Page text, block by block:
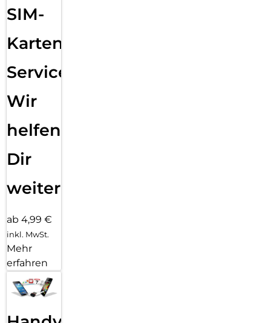
SIM-
Karten
Service:
Wir
helfen
Dir
weiter
ab 4,99 €
inkl. MwSt.
Mehr
erfahren